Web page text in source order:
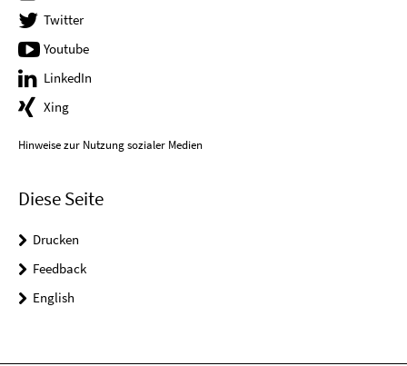
Twitter
Youtube
LinkedIn
Xing
Hinweise zur Nutzung sozialer Medien
Diese Seite
Drucken
Feedback
English